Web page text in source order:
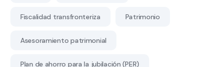
Fiscalidad transfronteriza Patrimonio
Asesoramiento patrimonial
Plan de ahorro para la jubilación (PER)